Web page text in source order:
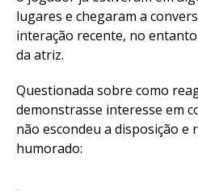
lugares e chegaram a
interação recente, no
da atriz.
Questionada sobre como
demonstrasse interesse em
não escondeu a disposição e
humorado: